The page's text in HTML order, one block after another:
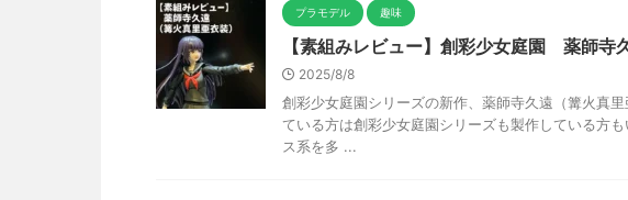
プラモデル 趣味
【素組みレビュー】創彩少女庭園 薬師寺
2025/8/8
創彩少女庭園シリーズの新作、薬師寺久遠（篝火真
ている方は創彩少女庭園シリーズも製作している方
ス系を多 ...